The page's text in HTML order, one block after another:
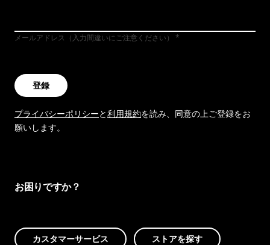
メールアドレス（入力間違いにご注意ください）
登録
プライバシーポリシーと利用規約を読み、同意の上ご登録をお
願いします。
お困りですか？
カスタマーサービス ストアを探す